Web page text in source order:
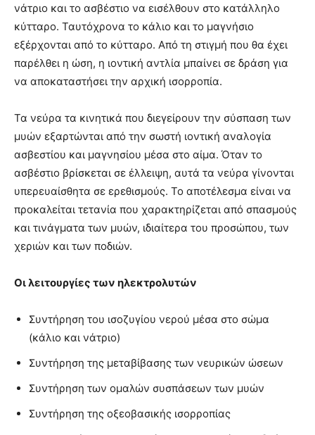
νάτριο και το ασβέστιο να εισέλθουν στο κατάλληλο
κύτταρο. Ταυτόχρονα το κάλιο και το μαγνήσιο
εξέρχονται από το κύτταρο. Από τη στιγμή που θα έχει
παρέλθει η ώση, η ιοντική αντλία μπαίνει σε δράση για
να αποκαταστήσει την αρχική ισορροπία.
Τα νεύρα τα κινητικά που διεγείρουν την σύσπαση των
μυών εξαρτώνται από την σωστή ιοντική αναλογία
ασβεστίου και μαγνησίου μέσα στο αίμα. Όταν το
ασβέστιο βρίσκεται σε έλλειψη, αυτά τα νεύρα γίνονται
υπερευαίσθητα σε ερεθισμούς. Το αποτέλεσμα είναι να
προκαλείται τετανία που χαρακτηρίζεται από σπασμούς
και τινάγματα των μυών, ιδιαίτερα του προσώπου, των
χεριών και των ποδιών.
Οι λειτουργίες των ηλεκτρολυτών
Συντήρηση του ισοζυγίου νερού μέσα στο σώμα
(κάλιο και νάτριο)
Συντήρηση της μεταβίβασης των νευρικών ώσεων
Συντήρηση των ομαλών συσπάσεων των μυών
Συντήρηση της οξεοβασικής ισορροπίας